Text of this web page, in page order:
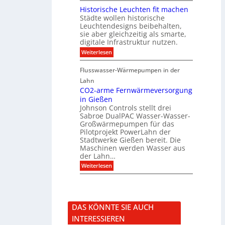
r
e
k
t
i
n
d
e
r
n
r
a
s
t
r
u
k
t
u
r
i
t
K
N
X
-
I
n
t
g
a
t
i
o
n
f
ü
r
S
o
n
n
e
n
c
t
z
s
u
a
l
i
s
i
e
r
g
u
n
d
P
r
o
j
e
t
k
o
g
u
r
Historische Leuchten fit machen
Städte wollen historische
Leuchtendesigns beibehalten,
sie aber gleichzeitig als smarte,
digitale Infrastruktur nutzen.
Weiterlesen:
H
s
r
i
s
c
h
e
L
e
u
c
t
t
a
Flusswasser-Wärmepumpen in der
Lahn
CO2-arme Fernwärmeversorgung
in Gießen
Johnson Controls stellt drei
Sabroe DualPAC Wasser-Wasser-
Großwärmepumpen für das
Pilotprojekt PowerLahn der
Stadtwerke Gießen bereit. Die
Maschinen werden Wasser aus
der Lahn…
Weiterlesen:
C
a
r
m
e
DAS KÖNNTE SIE AUCH
INTERESSIEREN